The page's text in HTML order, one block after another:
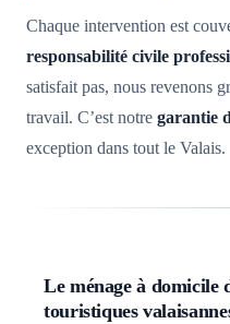
Chaque intervention est
responsabilité civile
satisfait pas, nous revenons
travail. C’est notre garantie
exception dans tout le Valais.
Le ménage à domicile
touristiques